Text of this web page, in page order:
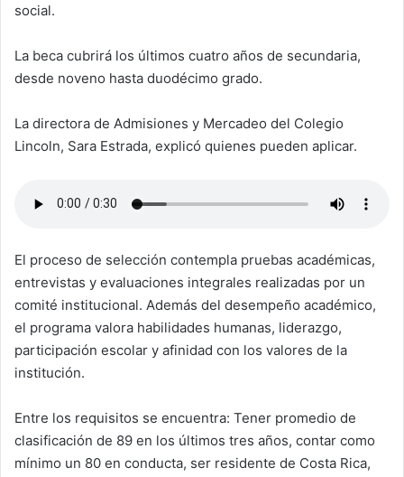
social.
La beca cubrirá los últimos cuatro años de secundaria,
desde noveno hasta duodécimo grado.
La directora de Admisiones y Mercadeo del Colegio
Lincoln, Sara Estrada, explicó quienes pueden aplicar.
El proceso de selección contempla pruebas académicas,
entrevistas y evaluaciones integrales realizadas por un
comité institucional. Además del desempeño académico,
el programa valora habilidades humanas, liderazgo,
participación escolar y afinidad con los valores de la
institución.
Entre los requisitos se encuentra: Tener promedio de
clasificación de 89 en los últimos tres años, contar como
mínimo un 80 en conducta, ser residente de Costa Rica,